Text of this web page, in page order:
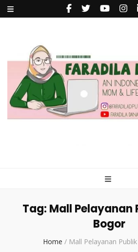
Tag: Mall Pelayanan
Bogor
Home / Mall Pelayanan